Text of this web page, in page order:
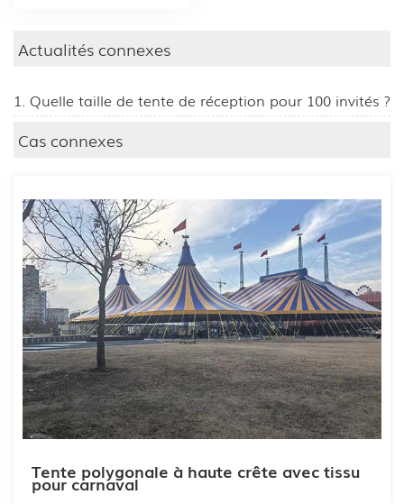
Actualités connexes
1. Quelle taille de tente de réception pour 100 invités ?
Cas connexes
Tente polygonale à haute crête avec tissu
pour carnaval